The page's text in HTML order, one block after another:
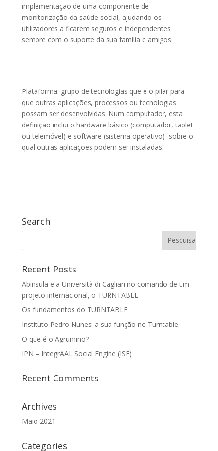
implementação de uma componente de
monitorização da saúde social, ajudando os
utilizadores a ficarem seguros e independentes
sempre com o suporte da sua família e amigos.
Plataforma: grupo de tecnologias que é o pilar para
que outras aplicações, processos ou tecnologias
possam ser desenvolvidas. Num computador, esta
definição inclui o hardware básico (computador, tablet
ou telemóvel) e software (sistema operativo) sobre o
qual outras aplicações podem ser instaladas.
Search
Recent Posts
Abinsula e a Università di Cagliari no comando de um
projeto internacional, o TURNTABLE
Os fundamentos do TURNTABLE
Instituto Pedro Nunes: a sua função no Turntable
O que é o Agrumino?
IPN – IntegrAAL Social Engine (ISE)
Recent Comments
Archives
Maio 2021
Categories